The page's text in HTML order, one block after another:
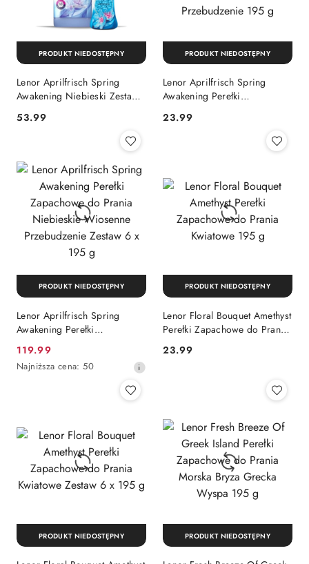
Lenor Aprilfrisch Spring
Awakening Niebieski Zestaw
Perełki Zapachowe
Cena:
53.99
PRODUKT NIEDOSTĘPNY
Lenor Aprilfrisch Spring
Awakening Perełki
Niebieskie Wiosenne
Cena:
23.99
PRODUKT NIEDOSTĘPNY
Lenor Aprilfrisch Spring
Awakening Perełki
Niebieskie Wiosenne
Przebudzenie Zestaw 6 x 195
Cena
promocyjna:
119.99
Najniższa
przed
obniżką
Najniższa cena: 50
PRODUKT NIEDOSTĘPNY
Lenor Floral Bouquet Amethyst
Perełki Zapachowe do Prania
Cena:
23.99
PRODUKT NIEDOSTĘPNY
PRODUKT NIEDOSTĘPNY PRODUKT NIEDOSTĘPNY